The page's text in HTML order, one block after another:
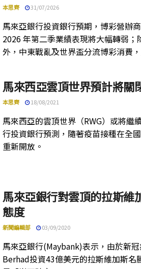
本思齊 31/07/2026
馬來亞銀行投資銀行預期，博彩營辦
2026 年第二季業績表現將大幅轉弱
外，中東戰亂及世界盃分流博彩消費
馬來西亞雲頂世界預計將關
本思齊 18/08/2021
馬來西亞的雲頂世界（RWG）或將繼
行投資銀行預測，隨著疫苗接種在全
重新開放。
馬來亞銀行對雲頂的拉斯維
態度
新聞編輯部 03/09/2020
馬來亞銀行(Maybank)表示，由於新
Berhad投資43億美元的拉斯維加斯名